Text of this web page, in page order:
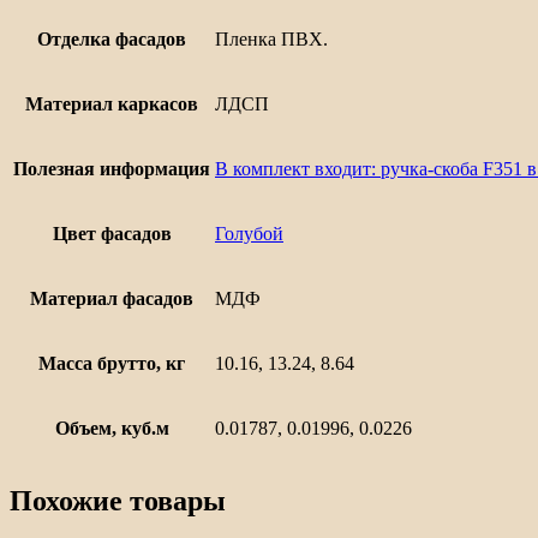
Отделка фасадов Пленка ПВХ.
Материал каркасов ЛДСП
Полезная информация В комплект входит: ручка-скоба
Цвет фасадов Голубой
Материал фасадов МДФ
Масса брутто, кг 10.16, 13.24, 8.64
Объем, куб.м 0.01787, 0.01996, 0.0226
Похожие товары